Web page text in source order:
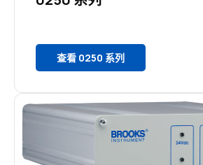
查看 0250 系列